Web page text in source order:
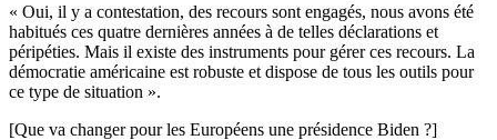
« Oui, il y a contestation, des recours sont engagés, nous avons été
habitués ces quatre dernières années à de telles déclarations et
péripéties. Mais il existe des instruments pour gérer ces recours. La
démocratie américaine est robuste et dispose de tous les outils pour
ce type de situation ».
[Que va changer pour les Européens une présidence Biden ?]